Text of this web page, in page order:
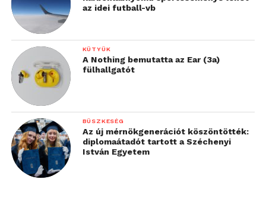
az idei futball-vb
KÜTYÜK
A Nothing bemutatta az Ear (3a)
fülhallgatót
BÜSZKESÉG
Az új mérnökgenerációt köszöntötték:
diplomaátadót tartott a Széchenyi
István Egyetem